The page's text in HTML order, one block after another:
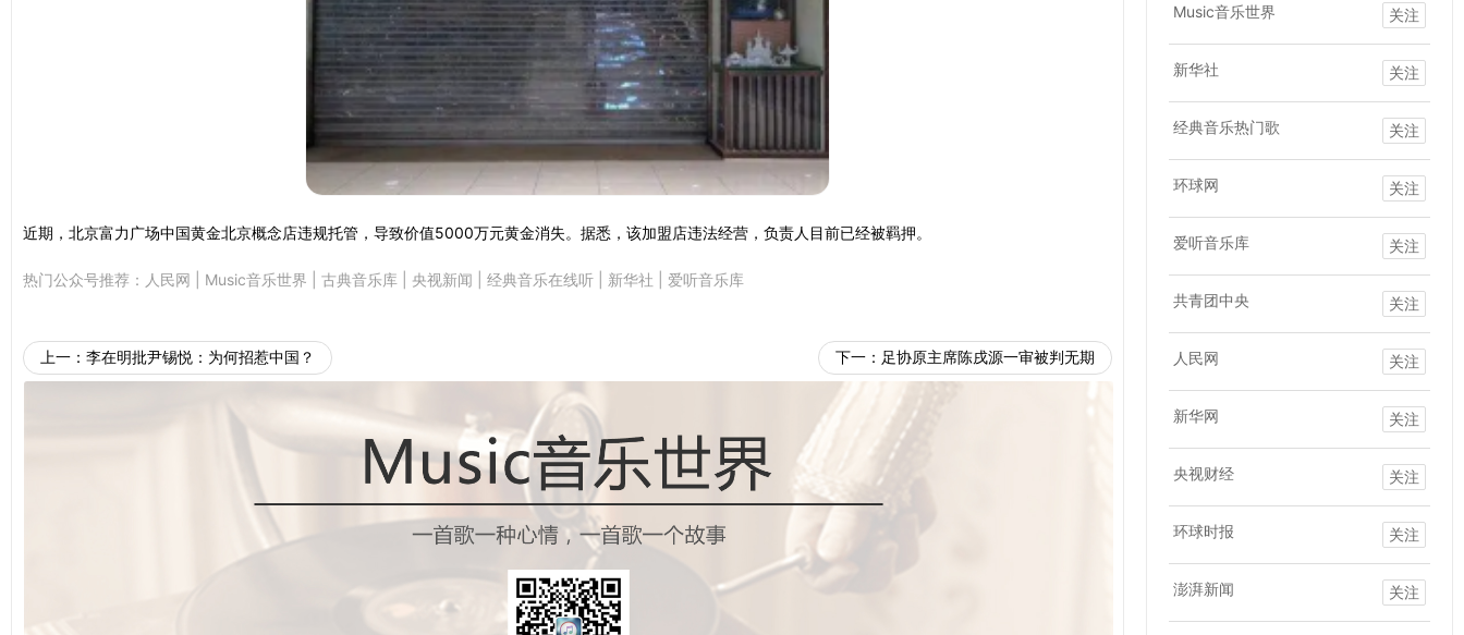
Music音乐世界 关注
新华社 关注
经典音乐热门歌 关注
环球网 关注
爱听音乐库 关注
共青团中央 关注
人民网 关注
新华网 关注
央视财经 关注
环球时报 关注
澎湃新闻 关注
近期，北京富力广场中国黄金北京概念店违规托管，导致价值5000万元黄金消失。据悉，该加盟店违法经营，负责人目前已经被羁押。
热门公众号推荐： 人民网 Music音乐世界 古典音乐库 央视新闻 经典音乐在线听 新华社 爱听音乐库
上一： 李在明批尹锡悦：为何招惹中国？ 下一： 足协原主席陈戌源一审被判无期